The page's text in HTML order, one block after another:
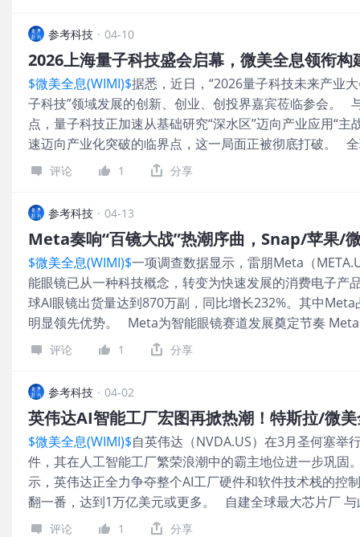
2023 年一次 10 连涨后，迎来的最长连涨周期。 在上个
年，英伟达图形处理器（GPU）订单金额超 1 万亿美元
GPU。 另据彭博社报道，微软（MSFT.US）公司已同意
OpenAI 准备的，并被宣传为这家人工智能公司“星门（
OpenAI 最初曾就该园区的算力资源进行洽谈，用于运行
议。该公司去年在一份声明中将此项目宣传为“挪威星门”
工智能发展的美国基础设施合资项目相呼应。 值得一提
抢占先机，但近期
参考科技 · 04-10
2026上海量子科技盛会启幕，微美全息领衔
$微美全息(WIMI)$据悉，近日，“2026量子科技未来产业
子科技”领域发展的创新、创业、创投界嘉宾莅临参会。
点，量子科技正加速从基础研究“深水区”迈向产业应用“
速迈向产业化突破的临界点，这一局面正被彻底打破。
想、在技术上艰深晦涩的量子计算，正以前所未有的速
破，全球量子计算竞赛正进入生态构建的重要阶段，覆
从上游核心部件、中游整机系统与软件算法，到下游行
产业发展展望》报告预计，到2035年全球量子产业产值
年增长率，正成为驱动产业发展的核心引擎。 需要关注
算的“梦幻转折点”，产业创新生态的有力支撑，领先企
息贡献“创新力量” 如今，全球量子产业正迎来从百亿级
股微美全息（WIMI.US）将其作为未来产业重点布局，持
用场景，已在多场景取得进展，并加快产业集聚发展，
评论 1 分享
参考科技 · 04-13
Meta奏响“百镜大战”热潮序曲，Snap/苹果/
$微美全息(WIMI)$一项调查数据显示，雷朋Meta（
能眼镜已从一种科技概念，转变为快速发展的消费电子
球AI眼镜出货量达到870万副，同比增长232%。其中
明显领先优势。 Meta为智能眼镜赛道发展奠定节奏
出了首款带显示功能的消费级AR眼镜Ray-Ban Display。
将推出专为戴眼镜人士设计的两款AI眼镜Blayzer Optics
收购AR硬件公司 获悉，近日，Snap（SNAP.US）确认
Room员工将加入Snap旗下硬件子公司Specs Inc.，为其
Snapchat母公司，Snap自2015年起便在西雅图设有工程
他细节并未对外披露。目前暂未公布将有多少Rec
注高科技智能眼镜业务，并于今年1月成立全资子公司
收购正值即将推出新一代智能眼镜Specs之际，Rec
评论 1 分享
参考科技 · 04-02
英伟达AI智能工厂宏图再掀热潮！特斯拉/微
$微美全息(WIMI)$自英伟达（NVDA.US）在3月圣何塞举
件，其在人工智能工厂繁荣浪潮中的霸主地位进一步巩
示，英伟达正全力争夺整个AI工厂硬件和软件技术栈的控
翻一番，达到1万亿美元或更多。 自建全球最大芯片厂
SpaceX，要在德州奥斯汀搞一个史诗级的超级芯片厂
评论 1 分享